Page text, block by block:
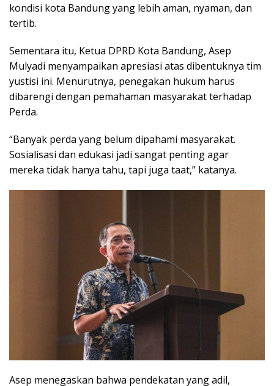
kondisi kota Bandung yang lebih aman, nyaman, dan
tertib.
Sementara itu, Ketua DPRD Kota Bandung, Asep
Mulyadi menyampaikan apresiasi atas dibentuknya tim
yustisi ini. Menurutnya, penegakan hukum harus
dibarengi dengan pemahaman masyarakat terhadap
Perda.
“Banyak perda yang belum dipahami masyarakat.
Sosialisasi dan edukasi jadi sangat penting agar
mereka tidak hanya tahu, tapi juga taat,” katanya.
Asep menegaskan bahwa pendekatan yang adil,